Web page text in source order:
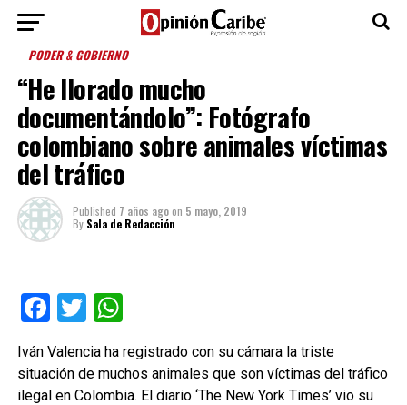
PODER & GOBIERNO
“He llorado mucho
documentándolo”: Fotógrafo
colombiano sobre animales víctimas
del tráfico
Published 7 años agoon 5 mayo, 2019
By Sala de Redacción
Facebook
TwitterWhatsApp
Iván Valencia ha registrado con su cámara la triste
situación de muchos animales que son víctimas del tráfico
ilegal en Colombia. El diario ‘The New York Times’ vio su